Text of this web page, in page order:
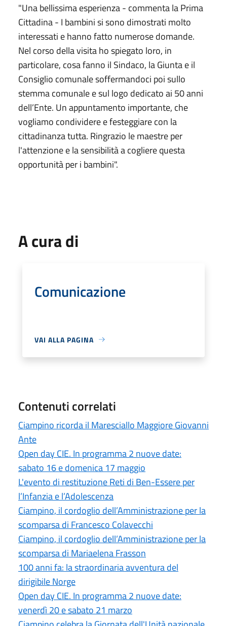
"Una bellissima esperienza - commenta la Prima
Cittadina - I bambini si sono dimostrati molto
interessati e hanno fatto numerose domande.
Nel corso della visita ho spiegato loro, in
particolare, cosa fanno il Sindaco, la Giunta e il
Consiglio comunale soffermandoci poi sullo
stemma comunale e sul logo dedicato ai 50 anni
dell’Ente. Un appuntamento importante, che
vogliamo condividere e festeggiare con la
cittadinanza tutta. Ringrazio le maestre per
l'attenzione e la sensibilità a cogliere questa
opportunità per i bambini".
A cura di
Comunicazione
VAI ALLA PAGINA
Contenuti correlati
Ciampino ricorda il Maresciallo Maggiore Giovanni
Ante
Open day CIE. In programma 2 nuove date:
sabato 16 e domenica 17 maggio
L'evento di restituzione Reti di Ben-Essere per
l’Infanzia e l’Adolescenza
Ciampino, il cordoglio dell’Amministrazione per la
scomparsa di Francesco Colavecchi
Ciampino, il cordoglio dell’Amministrazione per la
scomparsa di Mariaelena Frasson
100 anni fa: la straordinaria avventura del
dirigibile Norge
Open day CIE. In programma 2 nuove date:
venerdì 20 e sabato 21 marzo